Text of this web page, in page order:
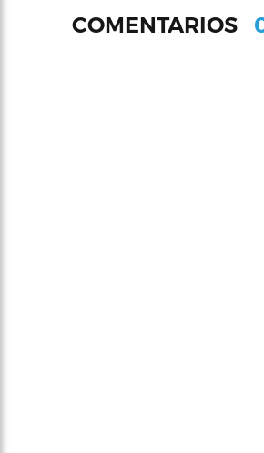
COMENTARIOS